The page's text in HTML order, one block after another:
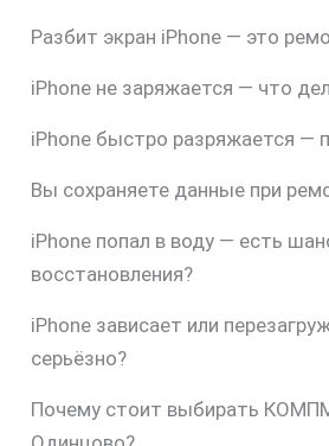
Разбит экран iPhone — это
iPhone не заряжается — что
iPhone быстро разряжается —
Вы сохраняете данные при
iPhone попал в воду — есть
восстановления?
iPhone зависает или
серьёзно?
Почему стоит выбирать